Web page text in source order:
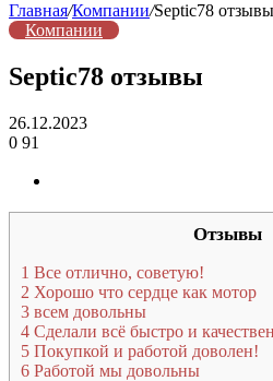
Главная/Компании/Septic78 отзывы
Компании
Septic78 отзывы
26.12.2023
0 91
Отзывы
1 Все отлично, советую!
2 Хорошо что сердце как мотор
3 всем довольны
4 Сделали всё быстро и
5 Покупкой и работой доволен!
6 Работой мы довольны